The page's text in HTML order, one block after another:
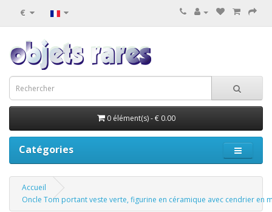
€
0 élément(s) - € 0.00
Catégories
Accueil
Oncle Tom portant veste verte, figurine en céramique avec cendrier en